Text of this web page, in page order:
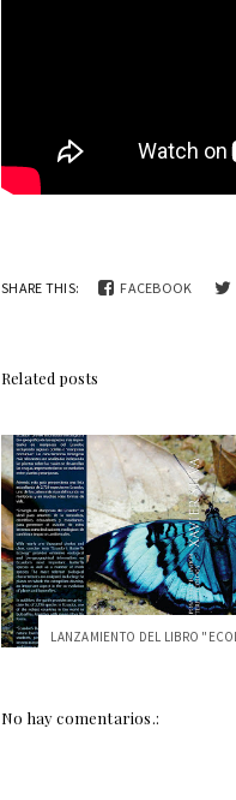
SHARE THIS: FACEBOOK
Related posts
No hay comentarios.: